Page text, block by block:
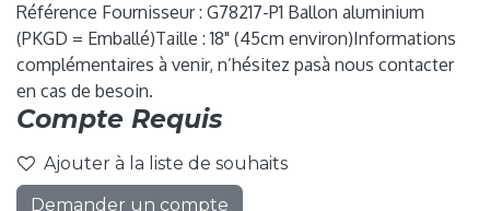
Référence Fournisseur : G78217-P1 Ballon aluminium
(PKGD = Emballé)Taille : 18" (45cm environ)Informations
complémentaires à venir, n’hésitez pasà nous contacter
en cas de besoin.
Compte Requis
Ajouter à la liste de souhaits
Demander un compte